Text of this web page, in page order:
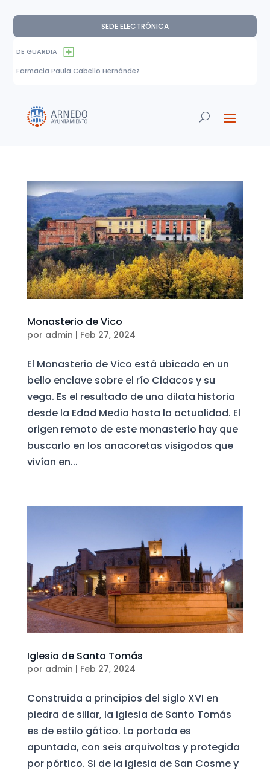
SEDE ELECTRÓNICA
DE GUARDIA
Farmacia Paula Cabello Hernández
Monasterio de Vico
por admin | Feb 27, 2024
El Monasterio de Vico está ubicado en un
bello enclave sobre el río Cidacos y su
vega. Es el resultado de una dilata historia
desde la Edad Media hasta la actualidad. El
origen remoto de este monasterio hay que
buscarlo en los anacoretas visigodos que
vivían en...
Iglesia de Santo Tomás
por admin | Feb 27, 2024
Construida a principios del siglo XVI en
piedra de sillar, la iglesia de Santo Tomás
es de estilo gótico. La portada es
apuntada, con seis arquivoltas y protegida
por pórtico. Si de la iglesia de San Cosme y